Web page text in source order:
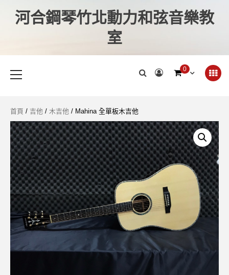
河合鋼琴竹北動力和弦音樂教
室
0
首頁 / 吉他 / 木吉他 / Mahina 全單板木吉他